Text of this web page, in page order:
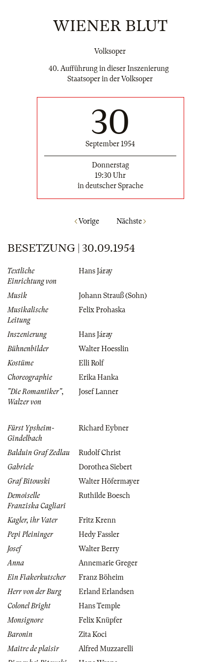
WIENER BLUT
Volksoper
40. Aufführung in dieser Inszenierung
Staatsoper in der Volksoper
30
September 1954
Donnerstag
19:30 Uhr
in deutscher Sprache
Vorige Nächste
BESETZUNG | 30.09.1954
Textliche
Einrichtung von
Hans Járay
Musik
Johann Strauß (Sohn)
Musikalische
Leitung
Felix Prohaska
Inszenierung
Hans Járay
Bühnenbilder
Walter Hoesslin
Kostüme
Elli Rolf
Choreographie
Erika Hanka
"Die Romantiker",
Walzer von
Josef Lanner
Fürst Ypsheim-
Gindelbach
Richard Eybner
Balduin Graf Zedlau
Rudolf Christ
Gabriele
Dorothea Siebert
Graf Bitowski
Walter Höfermayer
Demoiselle
Franziska Cagliari
Ruthilde Boesch
Kagler, ihr Vater
Fritz Krenn
Pepi Pleininger
Hedy Fassler
Josef
Walter Berry
Anna
Annemarie Greger
Ein Fiakerkutscher
Franz Böheim
Herr von der Burg
Erland Erlandsen
Colonel Bright
Hans Temple
Monsignore
Felix Knüpfer
Baronin
Zita Koci
Maitre de plaisir
Alfred Muzzarelli